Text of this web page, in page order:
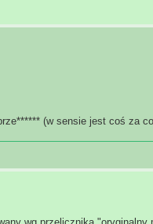
(w sensie jest coś za